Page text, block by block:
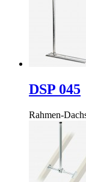
DSP 045
Rahmen-